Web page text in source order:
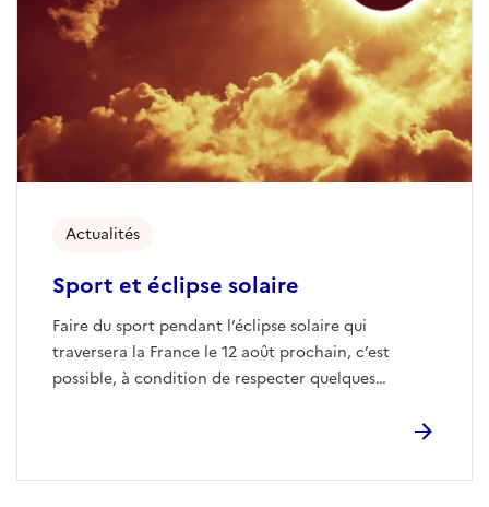
Sport et éclipse solaire
Faire du sport pendant l’éclipse solaire qui
traversera la France le 12 août prochain, c’est
possible, à condition de respecter quelques
Actualités